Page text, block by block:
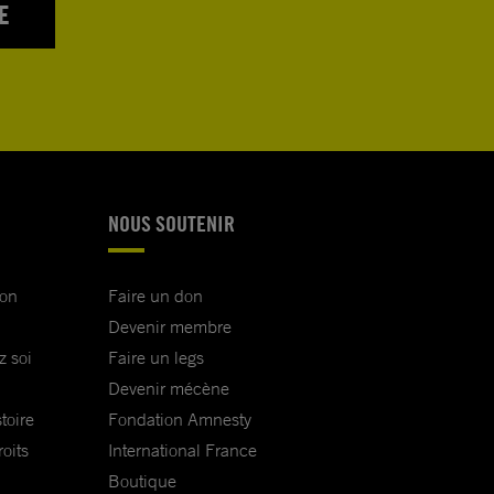
soi
NOUS SOUTENIR
Faire un don
Devenir membre
Faire un legs
Devenir mécène
Fondation Amnesty
International France
Boutique